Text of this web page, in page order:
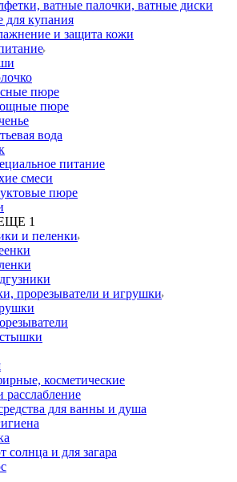
ватные палочки, ватные диски
для купания
и защита кожи
пюре
пюре
вода
питание
смеси
пюре
1
и пеленки
прорезыватели и игрушки
косметические
для ванны и душа
солнца и для загара